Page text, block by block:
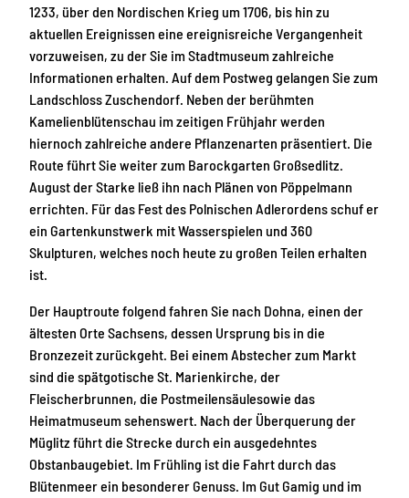
1233, über den Nordischen Krieg um 1706, bis hin zu
aktuellen Ereignissen eine ereignisreiche Vergangenheit
vorzuweisen, zu der Sie im Stadtmuseum zahlreiche
Informationen erhalten. Auf dem Postweg gelangen Sie zum
Landschloss Zuschendorf. Neben der berühmten
Kamelienblütenschau im zeitigen Frühjahr werden
hiernoch zahlreiche andere Pflanzenarten präsentiert. Die
Route führt Sie weiter zum Barockgarten Großsedlitz.
August der Starke ließ ihn nach Plänen von Pöppelmann
errichten. Für das Fest des Polnischen Adlerordens schuf er
ein Gartenkunstwerk mit Wasserspielen und 360
Skulpturen, welches noch heute zu großen Teilen erhalten
ist.
Der Hauptroute folgend fahren Sie nach Dohna, einen der
ältesten Orte Sachsens, dessen Ursprung bis in die
Bronzezeit zurückgeht. Bei einem Abstecher zum Markt
sind die spätgotische St. Marienkirche, der
Fleischerbrunnen, die Postmeilensäulesowie das
Heimatmuseum sehenswert. Nach der Überquerung der
Müglitz führt die Strecke durch ein ausgedehntes
Obstanbaugebiet. Im Frühling ist die Fahrt durch das
Blütenmeer ein besonderer Genuss. Im Gut Gamig und im